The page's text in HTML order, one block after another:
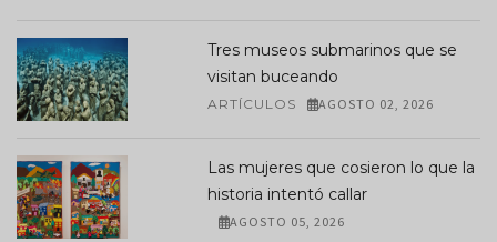
Tres museos submarinos que se
visitan buceando
ARTÍCULOS AGOSTO 02, 2026
Las mujeres que cosieron lo que la
historia intentó callar
AGOSTO 05, 2026